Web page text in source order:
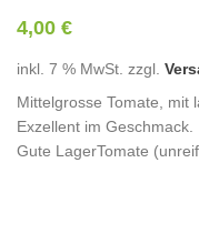
4,00 €
inkl. 7 % MwSt. zzgl.
Mittelgrosse Tomate, mit
Exzellent im Geschmack.
Gute LagerTomate